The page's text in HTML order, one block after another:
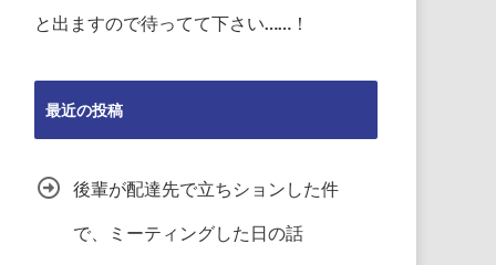
と出ますので待ってて下さい……！
最近の投稿
後輩が配達先で立ちションした件
で、ミーティングした日の話